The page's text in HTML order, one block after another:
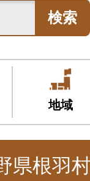
検索
地域
県根羽